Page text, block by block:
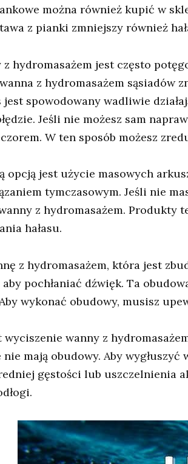
można również kupić w
z pianki zmniejszy również
z hydromasażem jest często
z hydromasażem sąsiadów
jest spowodowany wadliwie
Jeśli nie możesz sam
W ten sposób możesz
opcją jest użycie masowych
tymczasowym. Jeśli nie
z hydromasażem. Produkty
hałasu.
z hydromasażem, która jest
pochłaniać dźwięk. Ta
wykonać obudowy, musisz
wyciszenie wanny z
mają obudowy. Aby
gęstości lub uszczelnienia